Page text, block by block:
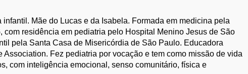
Mãe do Lucas e da Isabela. Formada em medicina pela
residência em pediatria pelo Hospital Menino Jesus de São
pela Santa Casa de Misericórdia de São Paulo. Educadora
Fez pediatria por vocação e tem como missão de vida
com inteligência emocional, senso comunitário, física e